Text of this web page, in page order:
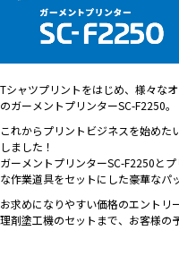
Tシャツプリントをはじめ、様々な
のガーメントプリンターSC-F2250。
これからプリントビジネスを始め
しました！
ガーメントプリンターSC-F2250と
な作業道具をセットにした豪華なパ
お求めになりやすい価格のエントリ
理剤塗工機のセットまで、お客様の